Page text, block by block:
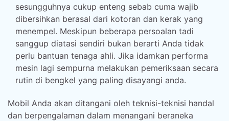
sesungguhnya cukup enteng sebab cuma wajib
dibersihkan berasal dari kotoran dan kerak yang
menempel. Meskipun beberapa persoalan tadi
sanggup diatasi sendiri bukan berarti Anda tidak
perlu bantuan tenaga ahli. Jika idamkan performa
mesin lagi sempurna melakukan pemeriksaan secara
rutin di bengkel yang paling disayangi anda.
Mobil Anda akan ditangani oleh teknisi-teknisi handal
dan berpengalaman dalam menangani beraneka